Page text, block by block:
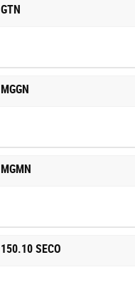
GTN
MGGN
MGMN
150.10 SECO